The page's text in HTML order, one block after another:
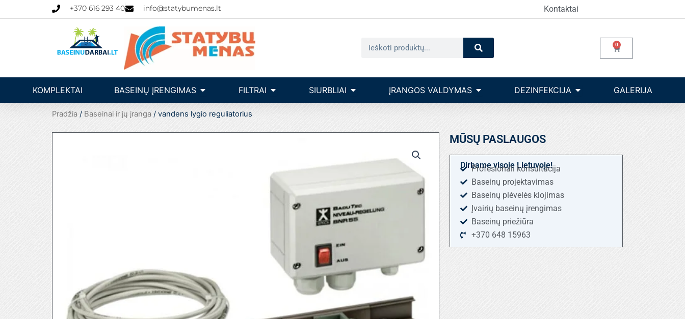
prie
+370 616 293 40 info@statybumenas.lt Kontaktai
Search 0
Cart
KOMPLEKTAI BASEINŲ ĮRENGIMAS Open Baseinų įrengimas
FILTRAI Open filtraiSIURBLIAI Open siurbliaiĮRANGOS VALDYMAS Open Įrangos valdymas
DEZINFEKCIJA Open dezinfekcija
GALERIJA
Pradžia / Baseinai ir jų įranga / vandens lygio reguliatorius
MŪSŲ PASLAUGOS
Dirbame visoje Lietuvoje!
Profesionali konsultacija
Baseinų projektavimas
Baseinų plėvelės klojimas
Įvairių baseinų įrengimas
Baseinų priežiūra
+370 648 15963